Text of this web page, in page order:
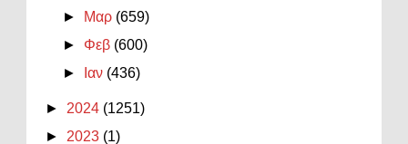
►
Μαρ (659)
► Φεβ (600)
►
Ιαν (436)
► 2024 (1251)
► 2023 (1)